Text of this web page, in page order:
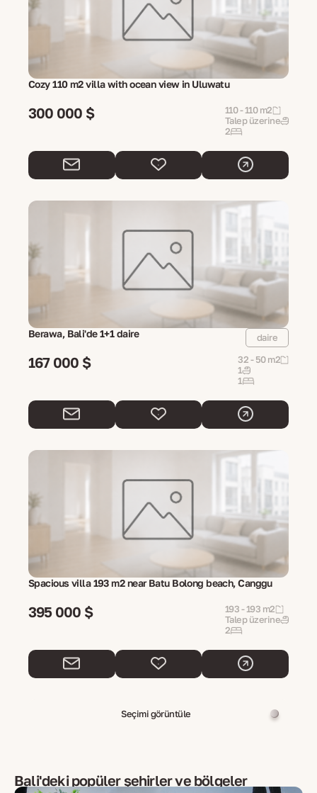
Cozy 110 m2 villa with ocean view in Uluwatu
300 000 $
110 - 110 m2
Talep üzerine
2
Berawa, Bali'de 1+1 daire daire
167 000 $
32 - 50 m2
1
1
Spacious villa 193 m2 near Batu Bolong beach, Canggu
395 000 $
193 - 193 m2
Talep üzerine
2
Seçimi görüntüle
Bali'deki popüler şehirler ve bölgeler